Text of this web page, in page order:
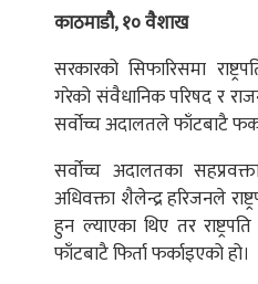
काठमाडौ, १० वैशाख
सरकारको सिफारिसमा
गरेको संवैधानिक परिषद र
सर्वोच्च अदालतले फाँटबाटै
सर्वोच्च अदालतका
अधिवक्ता शैलेन्द्र हरिजनले
हुन ल्याएका थिए तर
फाँटबाटै फिर्ता फर्काइएको हो।